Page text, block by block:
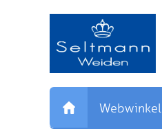
Direct
Webwinkel